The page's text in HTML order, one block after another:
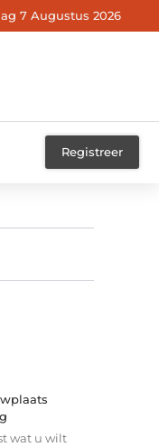
7 Augustus 2026
Registreer
wat u wilt